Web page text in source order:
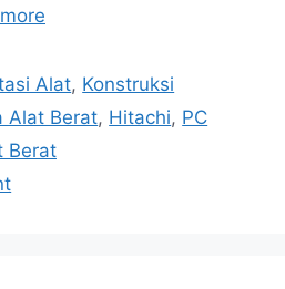
Alat, Konstruksi
Alat Berat, Hitachi, PC
Berat